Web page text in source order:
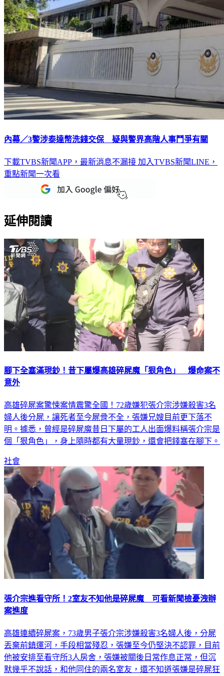
內幕／3警涉泰達幣洗錢交保 疑與警界高階人事鬥爭有關
下載TVBS新聞APP，最新消息不漏接 加入TVBS新聞LINE，
重點新聞一次看
延伸閱讀
腳下全塞滿現鈔！昔下屬爆高雄碎屍魔「狠角色」 爆命案不
意外
高雄碎屍案驚悚案情震驚全國！72歲嫌犯張介宗涉嫌殺害3名
婦人後分屍，讓死者至今屍骨不全，張嫌兄嫂目前更下落不
明。據悉，曾經是碎屍魔昔日下屬的工人出面爆料稱張介宗是
個「狠角色」，身上隨時都有大量現鈔，還會把錢塞在腳下。
社會
張介宗進看守所！2室友不知他是碎屍魔 可看新聞檢憂洩辦
案進度
高雄連續碎屍案，73歲男子張介宗涉嫌殺害3名婦人後，分屍
丟棄前鎮運河，手段相當殘忍，張嫌至今仍堅決不認罪，目前
他被安排至看守所3人房舍，張嫌被關後日常作息正常，但沉
默幾乎不說話，和他同住的兩名室友，還不知道張嫌是碎屍狂